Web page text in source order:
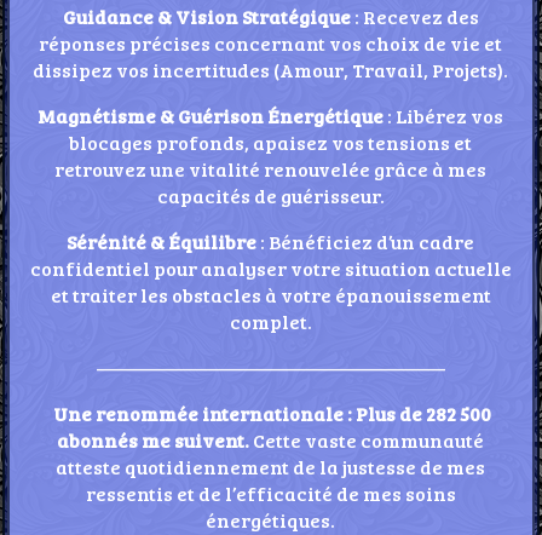
Guidance & Vision Stratégique: Recevez des
réponses précises concernant vos choix de vie et
dissipez vos incertitudes (Amour, Travail, Projets).
Magnétisme & Guérison Énergétique: Libérez vos
blocages profonds, apaisez vos tensions et
retrouvez une vitalité renouvelée grâce à mes
capacités de guérisseur.
Sérénité & Équilibre: Bénéficiez d’un cadre
confidentiel pour analyser votre situation actuelle
et traiter les obstacles à votre épanouissement
complet.
——————————————————
Une renommée internationale : Plus de 282 500
abonnés me suivent.Cette vaste communauté
atteste quotidiennement de la justesse de mes
ressentis et de l’efficacité de mes soins
énergétiques.